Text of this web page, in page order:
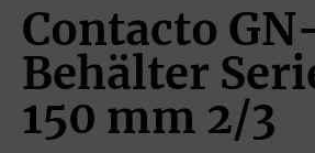
Contacto
Behälter
150 mm 2/3